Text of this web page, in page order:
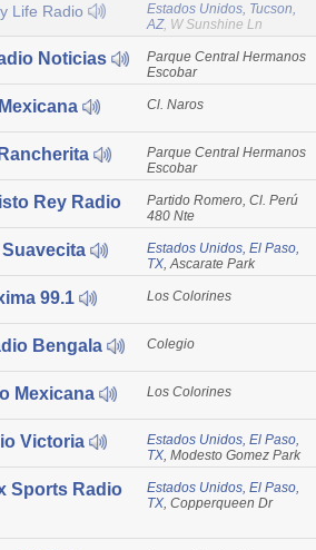
Life Radio
Estados Unidos, Tucson,
AZ, W Sunshine Ln
Noticias
Parque Central Hermanos
Escobar
Cl. Naros
Parque Central Hermanos
Escobar
Rey Radio
Partido Romero, Cl. Perú
480 Nte
Suavecita
Estados Unidos, El Paso,
TX, Ascarate Park
99.1 Los Colorines
Bengala Colegio
Mexicana Los Colorines
Victoria
Estados Unidos, El Paso,
TX, Modesto Gomez Park
Sports Radio
Estados Unidos, El Paso,
TX, Copperqueen Dr